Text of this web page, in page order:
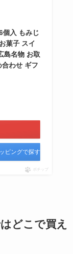
買える？販売店
ってる？値段は
個入 もみじ
菓子 スイ
島名物 お取
わせ ギフ
ピングで探す
ポチップ
どこで買え